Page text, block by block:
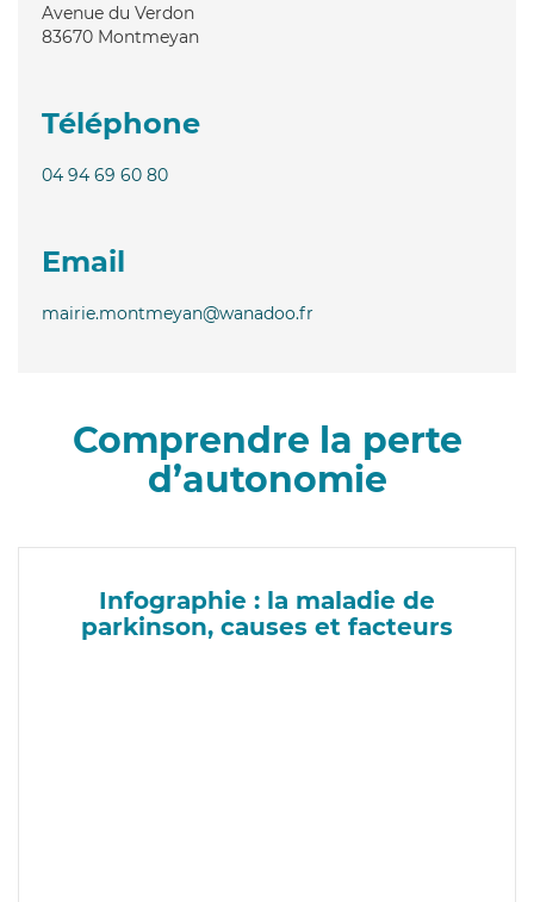
Avenue du Verdon
83670 Montmeyan
Téléphone
04 94 69 60 80
Email
mairie.montmeyan@wanadoo.fr
Comprendre la perte
d’autonomie
Infographie : la maladie de
parkinson, causes et facteurs